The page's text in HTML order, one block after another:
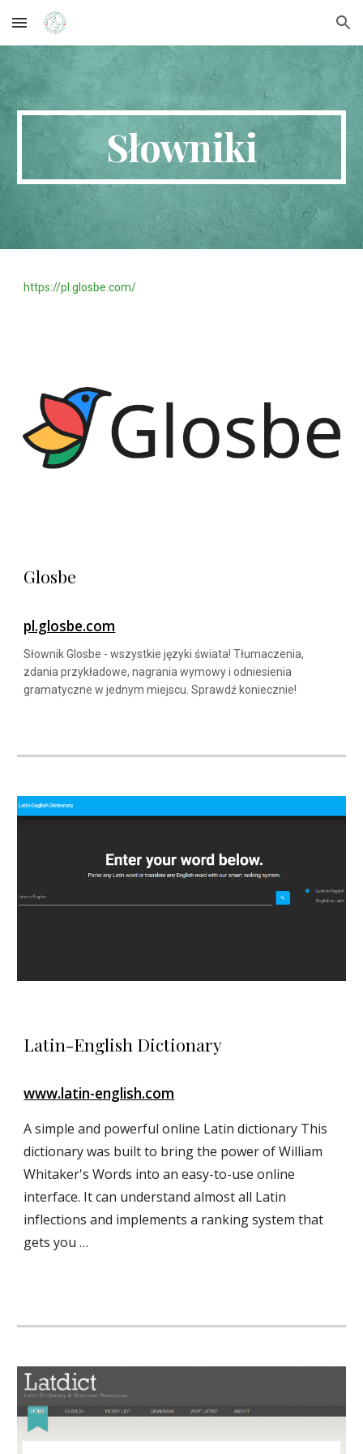
Skip to main content Skip to navigation
Słowniki
https://pl.glosbe.com/
Glosbe
pl.glosbe.com
Słownik Glosbe - wszystkie języki świata! Tłumaczenia,
zdania przykładowe, nagrania wymowy i odniesienia
gramatyczne w jednym miejscu. Sprawdź koniecznie!
Latin-English Dictionary
www.latin-english.com
A simple and powerful online Latin dictionary This
dictionary was built to bring the power of William
Whitaker's Words into an easy-to-use online
interface. It can understand almost all Latin
inflections and implements a ranking system that
gets you …